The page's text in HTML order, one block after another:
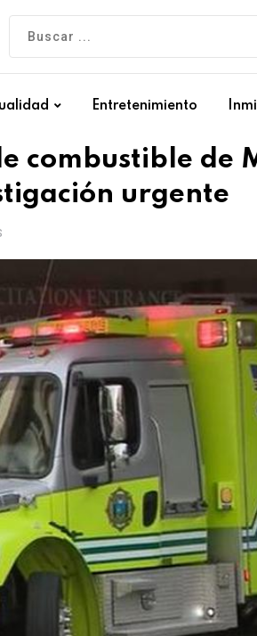
Entretenimiento
combustible de
urgente